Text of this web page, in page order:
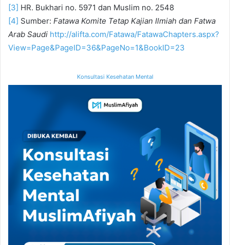
[3] HR. Bukhari no. 5971 dan Muslim no. 2548
[4] Sumber: Fatawa Komite Tetap Kajian Ilmiah dan Fatwa
Arab Saudi http://alifta.com/Fatawa/FatawaChapters.aspx?
View=Page&PageID=36&PageNo=1&BookID=23
Konsultasi Kesehatan Mental